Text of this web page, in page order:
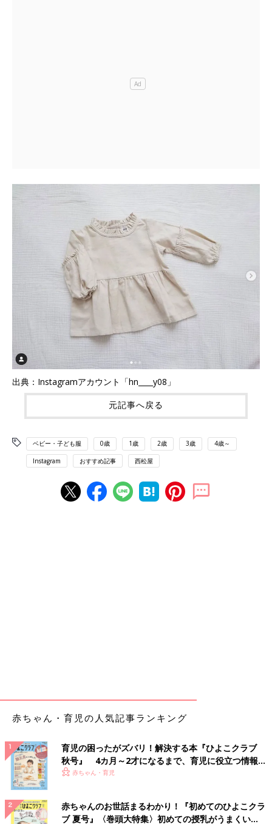
出典：Instagramアカウント「hn____y08」
元記事へ戻る
ベビー・子ども服 0歳 1歳 2歳 3歳 4歳～
Instagram おすすめ記事 西松屋
赤ちゃん・育児の人気記事ランキング
育児の困ったがズバリ！解決する本『ひよこクラブ
秋号』 4カ月～2才になるまで、育児に役立つ情報が
いっぱい！
赤ちゃん・育児
赤ちゃんのお世話まるわかり！『初めてのひよこクラ
ブ 夏号』〈巻頭大特集〉初めての授乳がうまくい